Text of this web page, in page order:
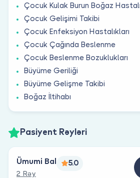
Çocuk Kulak Burun Boğaz
Çocuk Gelişimi Takibi
Çocuk Enfeksiyon Hastalıkları
Çocuk Çağında Beslenme
Çocuk Beslenme Bozuklukları
Büyüme Geriliği
Büyüme Gelişme Takibi
Boğaz İltihabı
Pasiyent Rəyləri
Ümumi Bal
2 Rəy
5.0